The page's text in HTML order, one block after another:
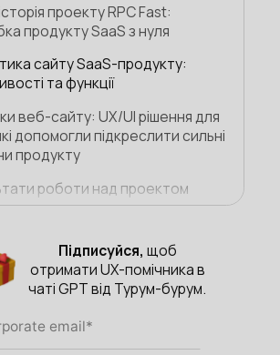
проекту RPC Fast:
продукту SaaS з нуля
сайту SaaS-продукту:
та функції
веб-сайту: UX/UI рішення для
допомогли підкреслити сильні
продукту
роботи над проектом
Підписуйся, щоб
отримати UX-помічника в
чаті GPT від Турум-бурум.